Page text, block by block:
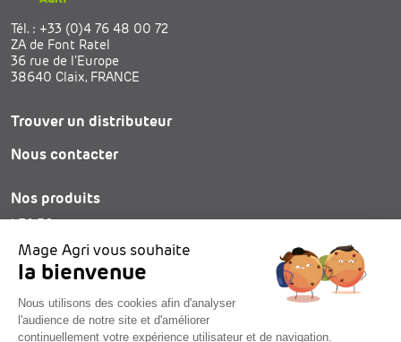
Tél. : +33 (0)4 76 48 00 72
ZA de Font Ratel
36 rue de l’Europe
38640 Claix, FRANCE
Trouver un distributeur
Nous contacter
Nos produits
LEA 30.s
SAM 25
Bobines de lien
Mage Agri vous souhaite
la bienvenue
Nous utilisons des cookies afin d'analyser
l'audience de notre site et d'améliorer
continuellement votre expérience utilisateur et de navigation.